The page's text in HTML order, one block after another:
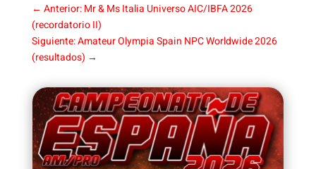
← Anterior: Mr & Ms Italia Universo AIC/IBFA 2026
(recordatorio II)
Siguiente: Amateur Olympia Spain NPC Worldwide 2026
(resultados) →